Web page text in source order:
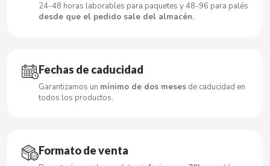
CHEETOS
CHOCOLATES VALOR
CIGALA
24-48 horas laborables para paquetes y 48-96 para palés
desde que el pedido sale del almacén.
Fechas de caducidad
Garantizamos un mínimo de dos meses de caducidad en
todos los productos.
Formato de venta